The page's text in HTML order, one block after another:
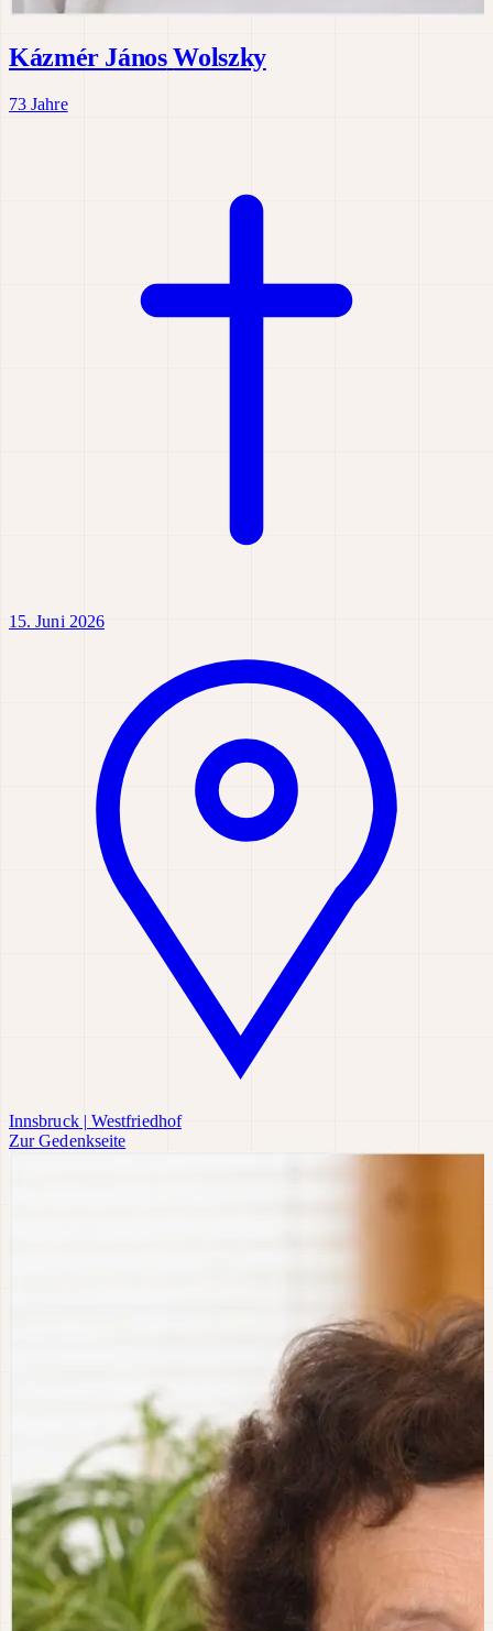
Kázmér János Wolszky
73 Jahre
15. Juni 2026
Innsbruck| Westfriedhof
Zur Gedenkseite